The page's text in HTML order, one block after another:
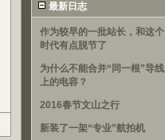
最新日志
作为较早的一批站长，和这个
时代有点脱节了
为什么不能合并“同一根”导线
上的电容？
2016春节文山之行
新装了一架“专业”航拍机